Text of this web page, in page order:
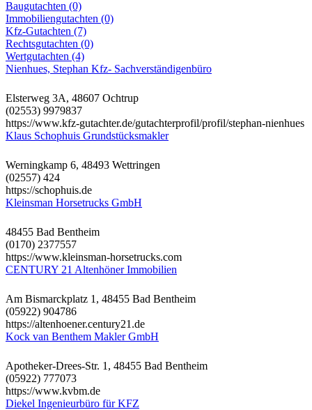
Baugutachten (0)
Immobiliengutachten (0)
Kfz-Gutachten (7)
Rechtsgutachten (0)
Wertgutachten (4)
Nienhues, Stephan Kfz- Sachverständigenbüro
Elsterweg 3A, 48607 Ochtrup
(02553) 9979837
https://www.kfz-gutachter.de/gutachterprofil/profil/stephan-nienhues
Klaus Schophuis Grundstücksmakler
Werningkamp 6, 48493 Wettringen
(02557) 424
https://schophuis.de
Kleinsman Horsetrucks GmbH
48455 Bad Bentheim
(0170) 2377557
https://www.kleinsman-horsetrucks.com
CENTURY 21 Altenhöner Immobilien
Am Bismarckplatz 1, 48455 Bad Bentheim
(05922) 904786
https://altenhoener.century21.de
Kock van Benthem Makler GmbH
Apotheker-Drees-Str. 1, 48455 Bad Bentheim
(05922) 777073
https://www.kvbm.de
Diekel Ingenieurbüro für KFZ